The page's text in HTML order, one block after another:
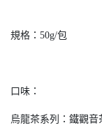
規格：50g/包
口味：
烏龍茶系列：鐵觀